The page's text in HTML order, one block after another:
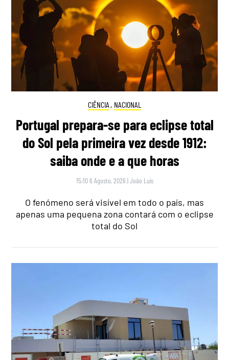
CIÊNCIA , NACIONAL
Portugal prepara-se para eclipse total
do Sol pela primeira vez desde 1912:
saiba onde e a que horas
15:10 6 Agosto, 2026 |João Luís
O fenómeno será visível em todo o país, mas
apenas uma pequena zona contará com o eclipse
total do Sol